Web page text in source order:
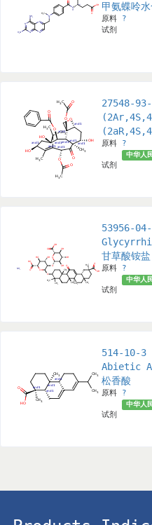
甲氨蝶呤
原料 ?
试剂
27548-
原料 ?
试剂
中华人
53956-
甘草酸铵盐
原料 ?
试剂
中华人
514-10-3
Abietic
松香酸
原料 ?
试剂
中华人